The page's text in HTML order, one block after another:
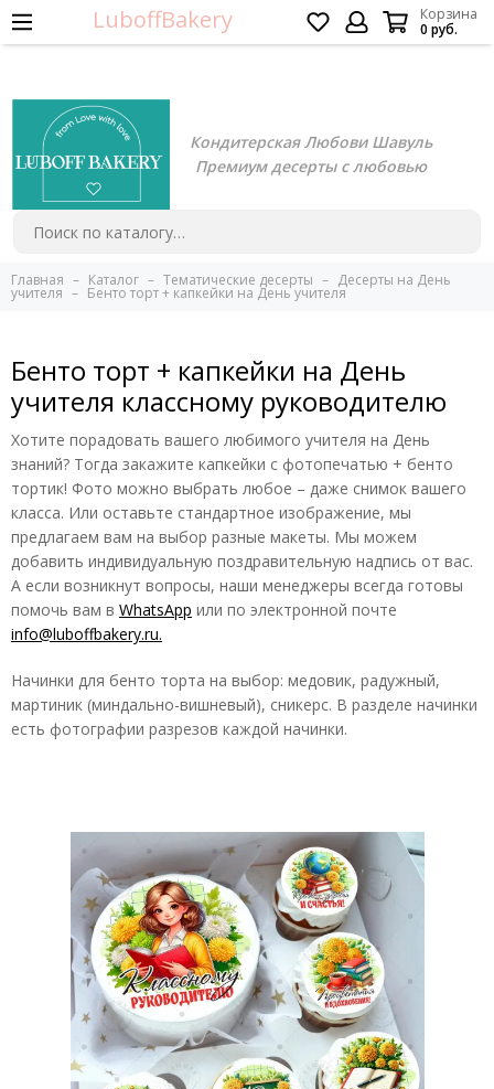
Кондитерская Любови Шавуль
Премиум десерты с любовью
LuboffBakery
Корзина
0 руб.
Главная Каталог Тематические десерты Десерты на День
учителя Бенто торт + капкейки на День учителя
Бенто торт + капкейки на День
учителя классному руководителю
Хотите порадовать вашего любимого учителя на День
знаний? Тогда закажите капкейки с фотопечатью + бенто
тортик! Фото можно выбрать любое – даже снимок вашего
класса. Или оставьте стандартное изображение, мы
предлагаем вам на выбор разные макеты. Мы можем
добавить индивидуальную поздравительную надпись от вас.
А если возникнут вопросы, наши менеджеры всегда готовы
помочь вам в WhatsApp или по электронной почте
info@luboffbakery.ru.
Начинки для бенто торта на выбор: медовик, радужный,
мартиник (миндально-вишневый), сникерс. В разделе начинки
есть фотографии разрезов каждой начинки.